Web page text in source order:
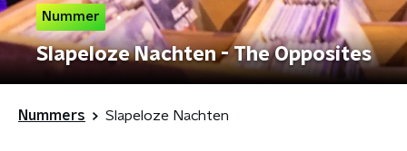
Nummer
Slapeloze Nachten - The Opposites
Nummers Slapeloze Nachten